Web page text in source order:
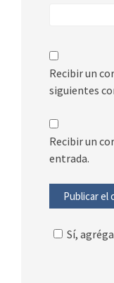
Recibir un
siguientes
Recibir un
entrada.
Sí,